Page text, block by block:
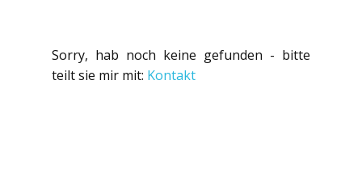
Sorry, hab noch keine gefunden - bitte
teilt sie mir mit: Kontakt